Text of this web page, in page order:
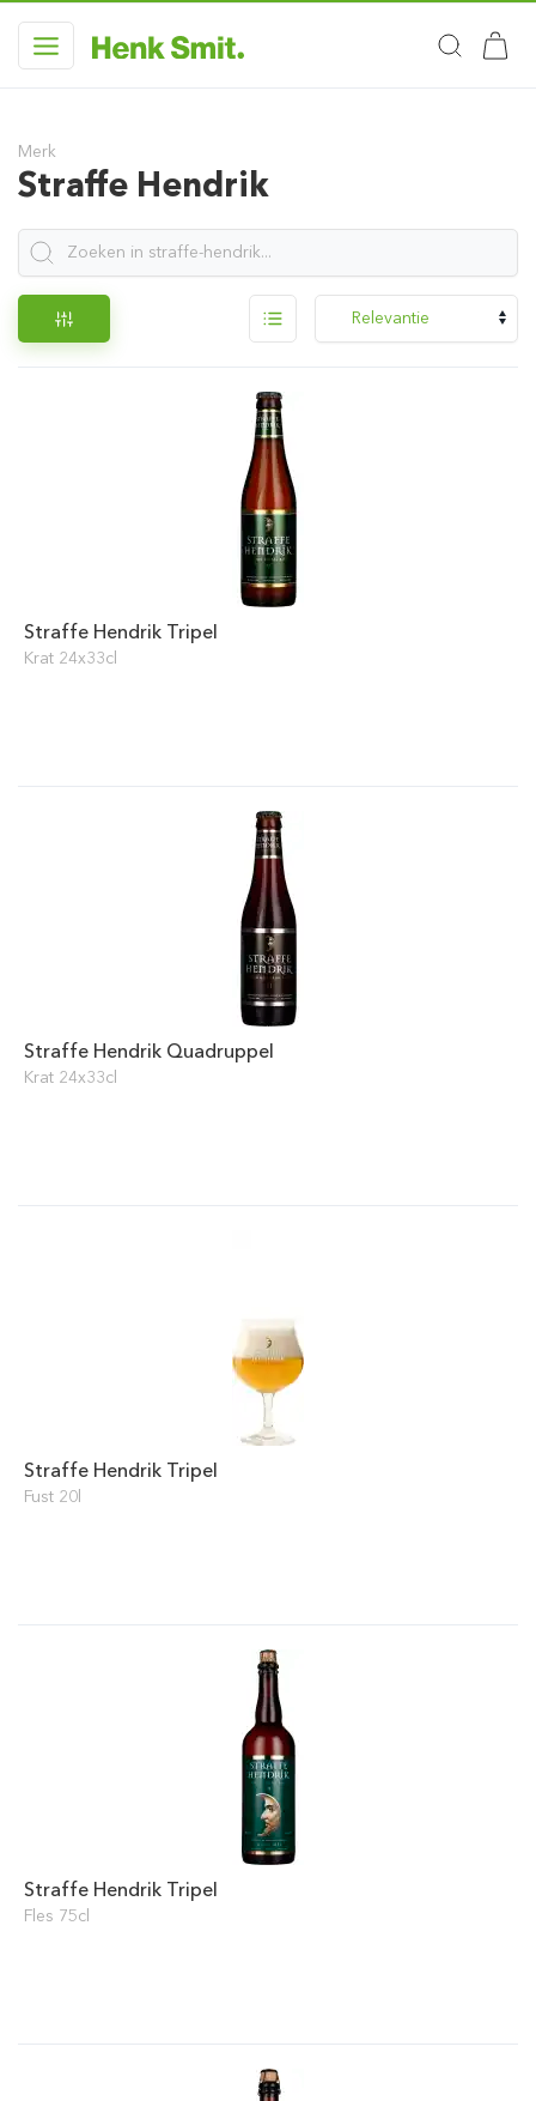
Merk
Straffe Hendrik
Straffe Hendrik Tripel
Krat 24x33cl
Straffe Hendrik Quadruppel
Krat 24x33cl
Straffe Hendrik Tripel
Fust 20l
Straffe Hendrik Tripel
Fles 75cl